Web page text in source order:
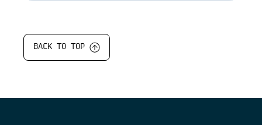
BACK TO TOP